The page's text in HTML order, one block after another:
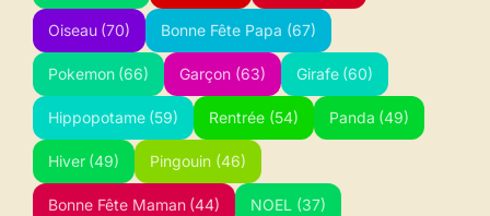
Oiseau (70) Bonne Fête Papa (67)
Pokemon (66) Garçon (63) Girafe (60)
Hippopotame (59) Rentrée (54) Panda (49)
Hiver (49) Pingouin (46)
Bonne Fête Maman (44) NOEL (37)